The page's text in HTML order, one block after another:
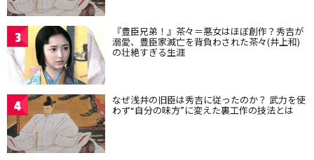
3 『豊臣兄弟！』茶々＝悪女はほぼ創作？秀吉が
溺愛、豊臣家滅亡を背負わされた茶々(井上和)
の壮絶すぎる生涯
4 なぜ浅井の旧臣は秀吉に従ったのか？ 武力を使
わず“自分の味方”に変えた裏工作の技法とは